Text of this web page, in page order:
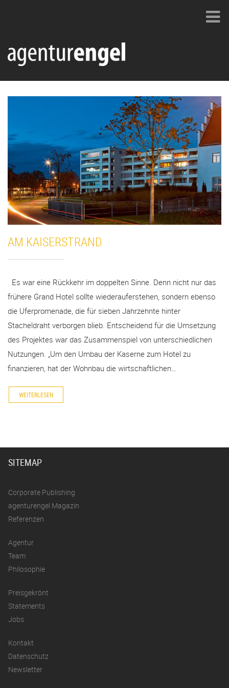
AM KAISERSTRAND
Es war eine Rückkehr im doppelten Sinne. Denn nicht nur das
frühere Grand Hotel sollte wiederauferstehen, sondern ebenso
die Uferpromenade, die für sieben Jahrzehnte hinter
Stacheldraht verborgen blieb. Entscheidend für die Umsetzung
des Projektes war das Zusammenspiel von unterschiedlichen
Nutzungen. „Um den Umbau der Kaserne zum Hotel zu
finanzieren, hat der Wohnbau die wirtschaftlichen…
WEITERLESEN
SITEMAP
Corporate Publishing
agenturengel Magazin
Referenzen
Agentur
Team
Philosophie
Preisgekrönt
Statements
Jobs
Kontakt
Datenschutz
Newsletter